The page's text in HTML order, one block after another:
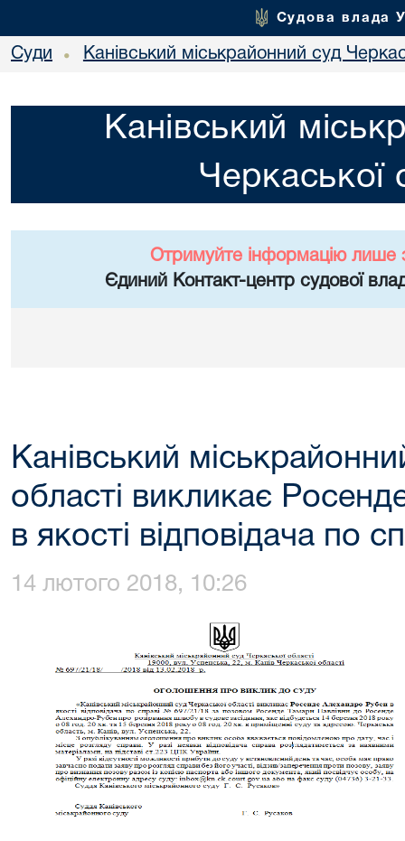
Судова влада
Суди • Канівський міськрайонний суд
Канівський
Черкаської
Отримуйте інформацію лише
Єдиний Контакт-центр судової
Канівський
області викликає
в якості відповідача по
14 лютого 2018, 10:26